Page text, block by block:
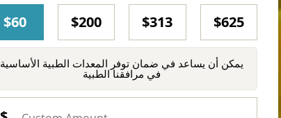
$60 $200 $313 $625
يمكن أن يساعد في ضمان توفر المعدات الطبية الأساسية
في مرافقنا الطبية